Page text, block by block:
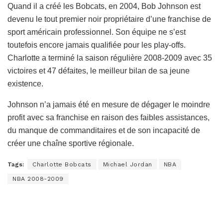
Quand il a créé les Bobcats, en 2004, Bob Johnson est
devenu le tout premier noir propriétaire d’une franchise de
sport américain professionnel. Son équipe ne s’est
toutefois encore jamais qualifiée pour les play-offs.
Charlotte a terminé la saison régulière 2008-2009 avec 35
victoires et 47 défaites, le meilleur bilan de sa jeune
existence.
Johnson n’a jamais été en mesure de dégager le moindre
profit avec sa franchise en raison des faibles assistances,
du manque de commanditaires et de son incapacité de
créer une chaîne sportive régionale.
Tags: Charlotte Bobcats Michael Jordan NBA
NBA 2008-2009